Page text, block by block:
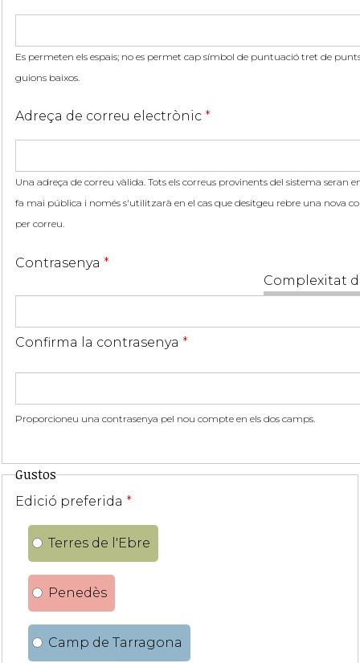
Es permeten els espais; no es permet cap símbol de puntuació tret de
guions baixos.
Adreça de correu electrònic *
Una adreça de correu vàlida. Tots els correus provinents del sistema seran
fa mai pública i només s'utilitzarà en el cas que desitgeu rebre una nova
per correu.
Complexitat
Contrasenya *
Confirma la contrasenya *
Proporcioneu una contrasenya pel nou compte en els dos camps.
Gustos
Edició preferida *
Terres de l'Ebre
Penedès
Camp de Tarragona